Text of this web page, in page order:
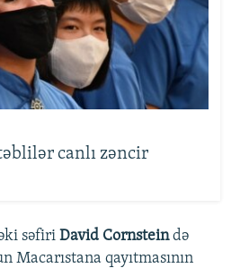
canlı zəncir
səfiri David Cornsteində
Macarıstana qayıtmasının